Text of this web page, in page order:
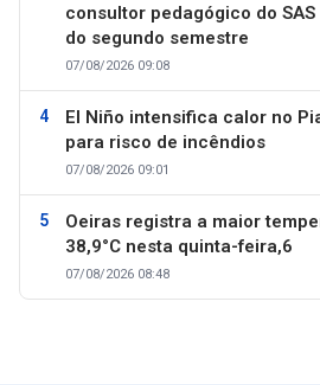
consultor pedagógico do
do segundo semestre
07/08/2026 09:08
El Niño intensifica calor no
para risco de incêndios
07/08/2026 09:01
Oeiras registra a maior
38,9°C nesta quinta-feira,6
07/08/2026 08:48